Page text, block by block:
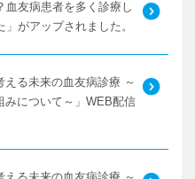
血友病患者を多く診療し
がアップされました。
る未来の血友病診療 ～
みについて～」WEB配信